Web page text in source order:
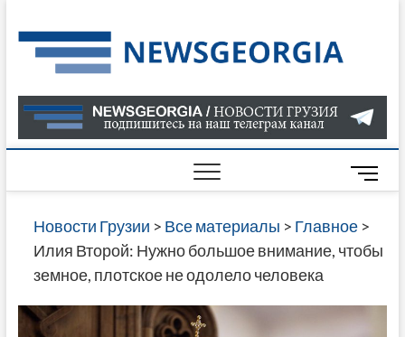
to
content
О
В
ГРУЗИИ
САЙТЕ
M
e
n
u
t
Новости Грузии > Все материалы > Главное>
Илия Второй: Нужно большое внимание, чтобы
земное, плотское не одолело человека